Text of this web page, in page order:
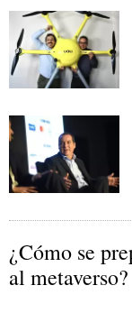
¿Cómo se
al metaverso?